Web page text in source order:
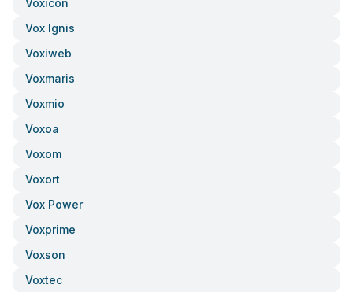
Voxicon
Vox Ignis
Voxiweb
Voxmaris
Voxmio
Voxoa
Voxom
Voxort
Vox Power
Voxprime
Voxson
Voxtec